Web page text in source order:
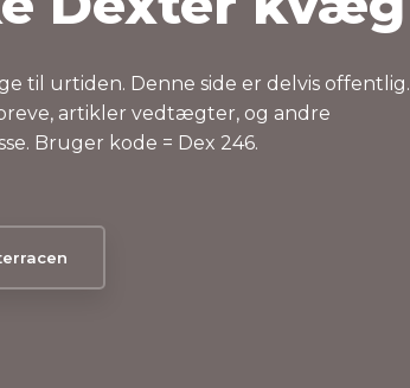
til urtiden. Denne side er delvis offentlig.
artikler vedtægter, og andre
Bruger kode = Dex 246.